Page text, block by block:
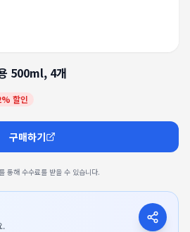
500ml, 4개
% 할인
구매하기
통해 수수료를 받을 수 있습니다.
.